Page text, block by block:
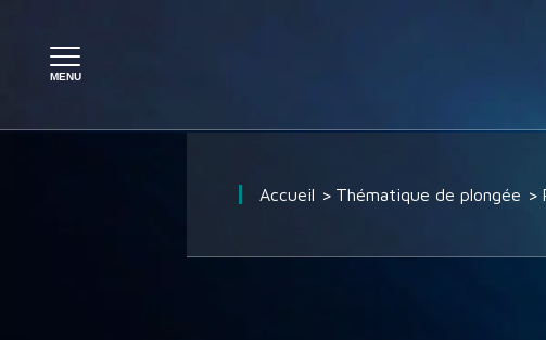
Accueil Thématique de plongée